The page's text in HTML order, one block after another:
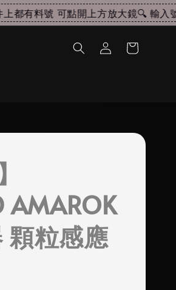
有料號 可點開上方放大鏡🔍 輸入號
顆粒感應